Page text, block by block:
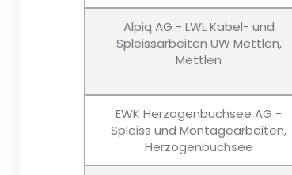
Alpiq AG - LWL Kabel- und
Spleissarbeiten UW Mettlen,
Mettlen
EWK Herzogenbuchsee AG -
Spleiss und Montagearbeiten,
Herzogenbuchsee